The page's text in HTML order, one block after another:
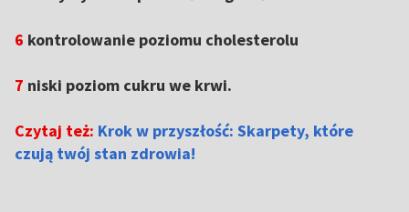
6 kontrolowanie poziomu cholesterolu
7 niski poziom cukru we krwi.
Czytaj też: Krok w przyszłość: Skarpety, które
czują twój stan zdrowia!